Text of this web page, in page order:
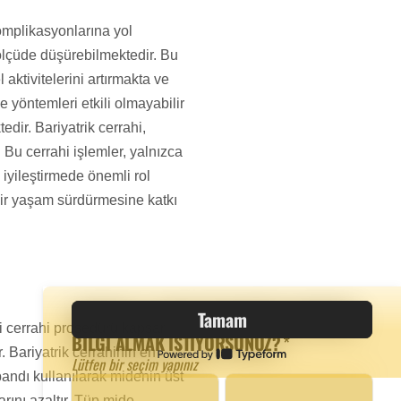
yol
düşürebilmektedir. Bu
artırmakta ve
yöntemleri etkili olmayabilir
Bariyatrik cerrahi,
cerrahi işlemler, yalnızca
iyileştirmede önemli rol
yaşam sürdürmesine katkı
prosedürü kapsar.
Bariyatrik cerrahinin en
kullanılarak midenin üst